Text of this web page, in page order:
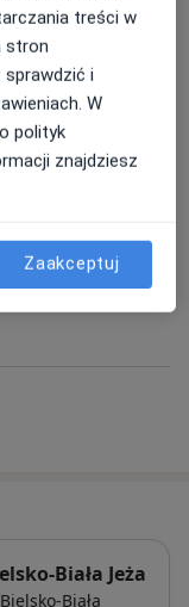
Biała Jeża
Bielsko-Biała
treści w
stron
i
W
polityk
znajdziesz
Zaakceptuj